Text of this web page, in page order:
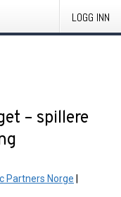
LOGG INN
– spillere
Partners Norge